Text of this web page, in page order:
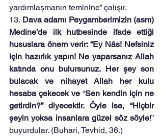
yardımlaşmanın teminine” çalışır.
13. Dava adamı Peygamberimizin (asm)
Medine’de ilk hutbesinde ifade ettiği
hususlara önem verir: “Ey Nâs! Nefsiniz
için hazırlık yapın! Ne yaparsanız Allah
katında onu bulursunuz. Her şey son
bulacak ve nihayet Allah her kulu
hesaba çekecek ve “Sen kendin için ne
getirdin?” diyecektir. Öyle ise, “Hiçbir
şeyin yoksa insanlara güzel söz söyle!”
buyurdular. (Buhari, Tevhid, 36.)